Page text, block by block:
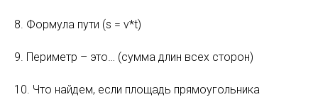
8. Формула пути (s = v*t)
9. Периметр – это… (сумма длин всех сторон)
10. Что найдем, если площадь прямоугольника